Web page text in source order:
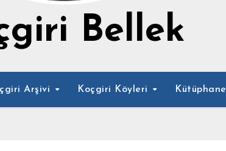
Bellek
Arşivi Koçgiri Köyleri Kütüphane